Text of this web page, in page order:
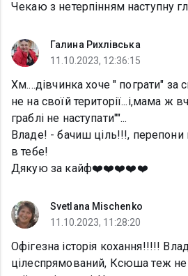
Чекаю з нетерпінням наступну
Галина Рихлівська
11.10.2023, 12:36:15
Хм....дівчинка хоче " пограти" за
не на своїй території...і,мама ж
граблі не наступати""...
Владе! - бачиш ціль!!!, перепони
в тебе!
Дякую за кайф❤️❤️❤️❤️❤️
Svetlana Mischenko
11.10.2023, 11:28:20
Офігезна історія кохання!!!!!
цілеспрямований, Ксюша теж не